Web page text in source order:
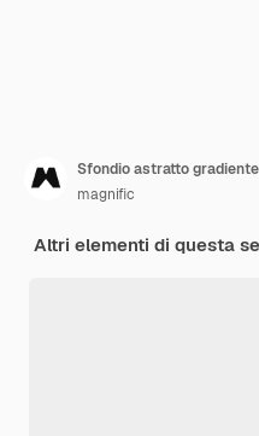
Sfondio astratto gradiente
magnific
Altri elementi di questa